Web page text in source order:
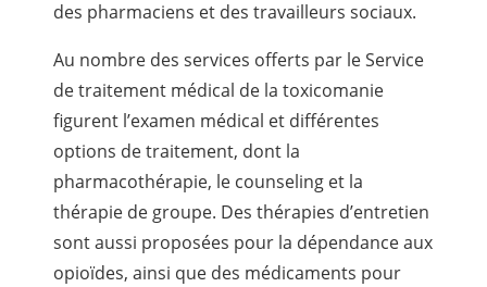
des pharmaciens et des travailleurs sociaux.
Au nombre des services offerts par le Service
de traitement médical de la toxicomanie
figurent l’examen médical et différentes
options de traitement, dont la
pharmacothérapie, le counseling et la
thérapie de groupe. Des thérapies d’entretien
sont aussi proposées pour la dépendance aux
opioïdes, ainsi que des médicaments pour